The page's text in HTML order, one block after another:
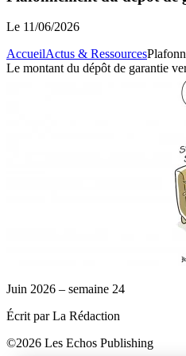
Le 11/06/2026
AccueilActus & Ressources
Le montant du dépôt de garantie
Juin 2026 – semaine 24
Écrit par La Rédaction
©2026 Les Echos Publishing